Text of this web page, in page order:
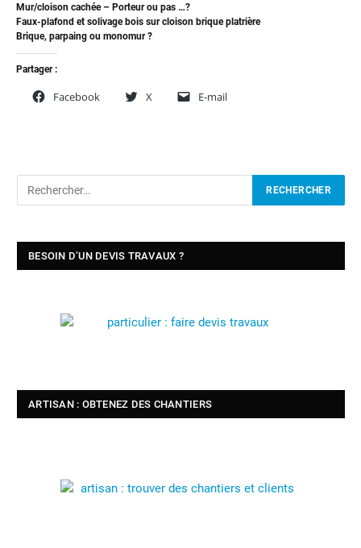
Mur/cloison cachée – Porteur ou pas …?
Faux-plafond et solivage bois sur cloison brique platrière
Brique, parpaing ou monomur ?
Partager :
Facebook X E-mail
BESOIN D’UN DEVIS TRAVAUX ?
ARTISAN : OBTENEZ DES CHANTIERS